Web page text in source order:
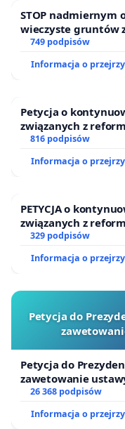
STOP nadmiernym
wieczyste gruntów
ogrody działkowe.
749 podpisów
Informacja o
Petycja o
związanych z
816 podpisów
Informacja o
PETYCJA o
związanych z
329 podpisów
Informacja o
Petycja do
Petycja do
zawetowanie
26 368 podpisów
Informacja o